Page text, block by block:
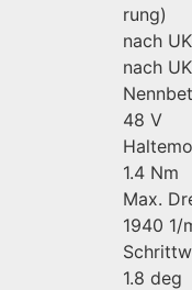
rung)
nach
nach
48 V
1.4 Nm
Max.
1940 1/
1.8 deg